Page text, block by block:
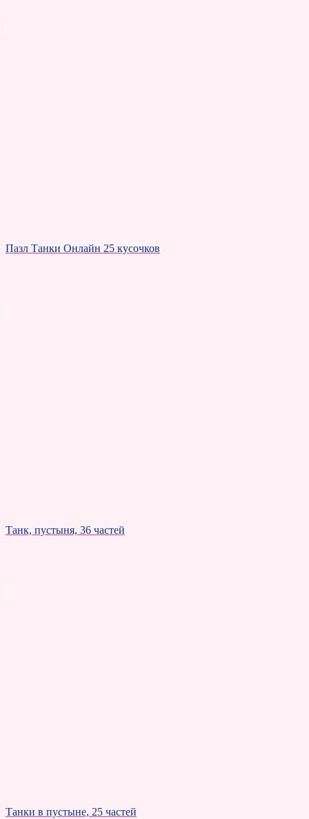
Пазл Танки Онлайн 25 кусочков
Танк, пустыня, 36 частей
Танки в пустыне, 25 частей